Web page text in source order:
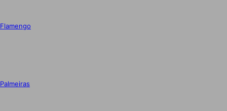
Flamengo
Palmeiras